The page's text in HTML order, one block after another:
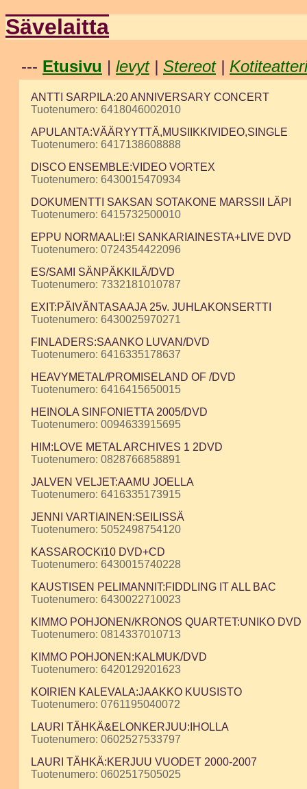
Sävelaitta
--- Etusivu | levyt| Stereot| Kotiteatteri
ANTTI SARPILA:20 ANNIVERSARY CONCERT
Tuotenumero: 6418046002010
APULANTA:VÄÄRYYTTÄ,MUSIIKKIVIDEO,SINGLE
Tuotenumero: 6417138608888
DISCO ENSEMBLE:VIDEO VORTEX
Tuotenumero: 6430015470934
DOKUMENTTI SAKSAN SOTAKONE MARSSII LÄPI
Tuotenumero: 6415732500010
EPPU NORMAALI:EI SANKARIAINESTA+LIVE DVD
Tuotenumero: 0724354422096
ES/SAMI SÄNPÄKKILÄ/DVD
Tuotenumero: 7332181010787
EXIT:PÄIVÄNTASAAJA 25v. JUHLAKONSERTTI
Tuotenumero: 6430025970271
FINLADERS:SAANKO LUVAN/DVD
Tuotenumero: 6416335178637
HEAVYMETAL/PROMISELAND OF /DVD
Tuotenumero: 6416415650015
HEINOLA SINFONIETTA 2005/DVD
Tuotenumero: 0094633915695
HIM:LOVE METAL ARCHIVES 1 2DVD
Tuotenumero: 0828766858891
JALVEN VELJET:AAMU JOELLA
Tuotenumero: 6416335173915
JENNI VARTIAINEN:SEILISSÄ
Tuotenumero: 5052498754120
KASSAROCKï10 DVD+CD
Tuotenumero: 6430015740228
KAUSTISEN PELIMANNIT:FIDDLING IT ALL BAC
Tuotenumero: 6430022710023
KIMMO POHJONEN/KRONOS QUARTET:UNIKO DVD
Tuotenumero: 0814337010713
KIMMO POHJONEN:KALMUK/DVD
Tuotenumero: 6420129201623
KOIRIEN KALEVALA:JAAKKO KUUSISTO
Tuotenumero: 0761195040072
LAURI TÄHKÄ&ELONKERJUU:IHOLLA
Tuotenumero: 0602527533797
LAURI TÄHKÄ:KERJUU VUODET 2000-2007
Tuotenumero: 0602517505025